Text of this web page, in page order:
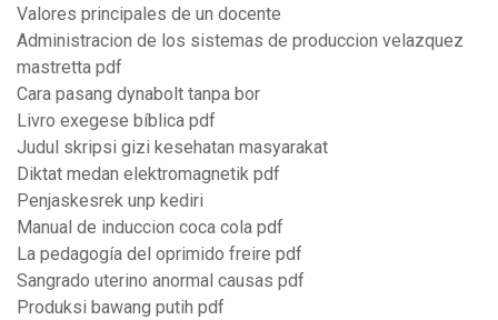
Valores principales de un docente
Administracion de los sistemas de produccion velazquez
mastretta pdf
Cara pasang dynabolt tanpa bor
Livro exegese bíblica pdf
Judul skripsi gizi kesehatan masyarakat
Diktat medan elektromagnetik pdf
Penjaskesrek unp kediri
Manual de induccion coca cola pdf
La pedagogía del oprimido freire pdf
Sangrado uterino anormal causas pdf
Produksi bawang putih pdf